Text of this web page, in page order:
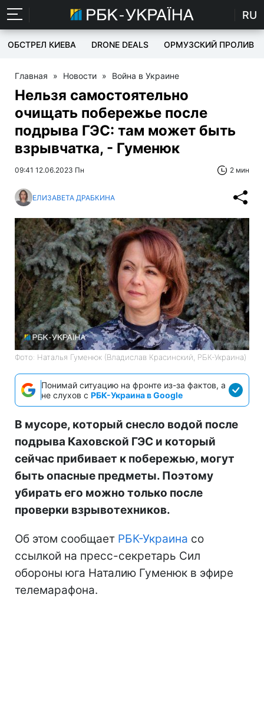
RU
ОБСТРЕЛ КИЕВА DRONE DEALS ОРМУЗСКИЙ ПРОЛИВ
Главная » Новости » Война в Украине
Нельзя самостоятельно
очищать побережье после
подрыва ГЭС: там может быть
взрывчатка, - Гуменюк
09:41 12.06.2023 Пн 2 мин
ЕЛИЗАВЕТА ДРАБКИНА
Фото: Наталья Гуменюк (Владислав Красинский, РБК-Украина)
Понимай ситуацию на фронте из-за фактов, а
не слухов с РБК-Украина в Google
В мусоре, который снесло водой после
подрыва Каховской ГЭС и который
сейчас прибивает к побережью, могут
быть опасные предметы. Поэтому
убирать его можно только после
проверки взрывотехников.
Об этом сообщает РБК-Украина со
ссылкой на пресс-секретарь Сил
обороны юга Наталию Гуменюк в эфире
телемарафона.